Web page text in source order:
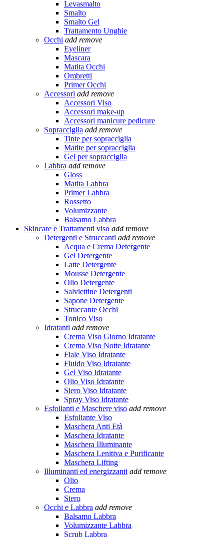
Levasmalto
Smalto
Smalto Gel
Trattamento Unghie
Occhi add remove
Eyeliner
Mascara
Matita Occhi
Ombretti
Primer Occhi
Accessori add remove
Accessori Viso
Accessori make-up
Accessori manicure pedicure
Sopracciglia add remove
Tinte per sopracciglia
Matite per sopracciglia
Gel per sopracciglia
Labbra add remove
Gloss
Matita Labbra
Primer Labbra
Rossetto
Volumizzante
Balsamo Labbra
Skincare e Trattamenti viso add remove
Detergenti e Struccanti add remove
Acqua e Crema Detergente
Gel Detergente
Latte Detergente
Mousse Detergente
Olio Detergente
Salviettine Detergenti
Sapone Detergente
Struccante Occhi
Tonico Viso
Idratanti add remove
Crema Viso Giorno Idratante
Crema Viso Notte Idratante
Fiale Viso Idratante
Fluido Viso Idratante
Gel Viso Idratante
Olio Viso Idratante
Siero Viso Idratante
Spray Viso Idratante
Esfolianti e Maschere viso add remove
Esfoliante Viso
Maschera Anti Età
Maschera Idratante
Maschera Illuminante
Maschera Lenitiva e Purificante
Maschera Lifting
Illuminanti ed energizzanti add remove
Olio
Crema
Siero
Occhi e Labbra add remove
Balsamo Labbra
Volumizzante Labbra
Scrub Labbra